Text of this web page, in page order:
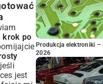
krok po
jest
Produkcja elektroniki –
2026